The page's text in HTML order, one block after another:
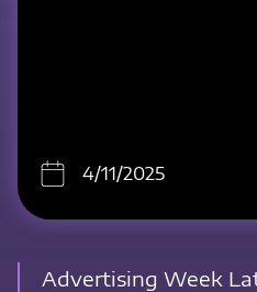
4/11/2025
Advertising Week